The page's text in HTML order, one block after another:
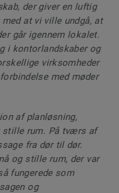
der giver en luftig
at vi ville undgå, at
går igennem lokalet.
i kontorlandskaber og
virksomheder
med møder
af planløsning,
stille rum. På tværs af
fra dør til dør.
og stille rum, der var
fungerede som
og